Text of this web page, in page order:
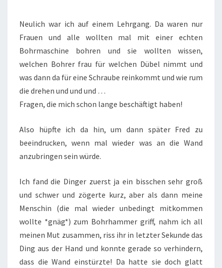
Neulich war ich auf einem Lehrgang. Da waren nur
Frauen und alle wollten mal mit einer echten
Bohrmaschine bohren und sie wollten wissen,
welchen Bohrer frau für welchen Dübel nimmt und
was dann da für eine Schraube reinkommt und wie rum
die drehen und und und …
Fragen, die mich schon lange beschäftigt haben!
Also hüpfte ich da hin, um dann später Fred zu
beeindrucken, wenn mal wieder was an die Wand
anzubringen sein würde.
Ich fand die Dinger zuerst ja ein bisschen sehr groß
und schwer und zögerte kurz, aber als dann meine
Menschin (die mal wieder unbedingt mitkommen
wollte *gnäg*) zum Bohrhammer griff, nahm ich all
meinen Mut zusammen, riss ihr in letzter Sekunde das
Ding aus der Hand und konnte gerade so verhindern,
dass die Wand einstürzte! Da hatte sie doch glatt